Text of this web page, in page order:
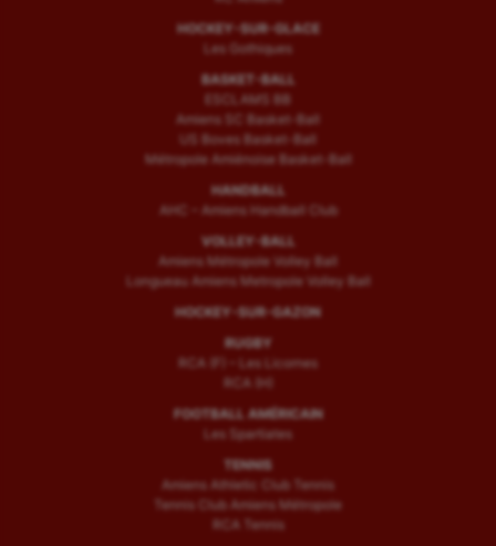
HOCKEY-SUR-GLACE
Les Gothiques
BASKET-BALL
ESCLAMS BB
Amiens SC Basket-Ball
US Boves Basket-Ball
Métropole Amiénoise Basket-Ball
HANDBALL
AHC – Amiens Handball Club
VOLLEY-BALL
Amiens Métropole Volley Ball
Longueau Amiens Metropole Volley Ball
HOCKEY-SUR-GAZON
RUGBY
RCA (F) – Les Licornes
RCA (H)
FOOTBALL AMÉRICAIN
Les Spartiates
TENNIS
Amiens Athletic Club Tennis
Tennis Club Amiens Métropole
RCA Tennis